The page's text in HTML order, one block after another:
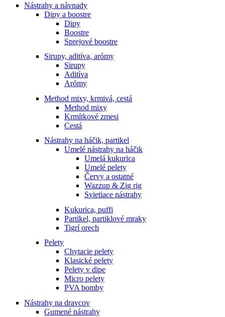
Nástrahy a návnady
Dipy a boostre
Dipy
Boostre
Sprejové boostre
Sirupy, aditíva, arómy
Sirupy
Aditíva
Arómy
Method mixy, krmivá, cestá
Method mixy
Krmítkové zmesi
Cestá
Nástrahy na háčik, partikel
Umelé nástrahy na háčik
Umelá kukurica
Umelé pelety
Červy a ostatné
Wazzup & Zig rig
Svietiace nástrahy
Kukurica, puffi
Partikel, partiklové mraky
Tigrí orech
Pelety
Chytacie pelety
Klasické pelety
Pelety v dipe
Micro pelety
PVA bomby
Nástrahy na dravcov
Gumené nástrahy